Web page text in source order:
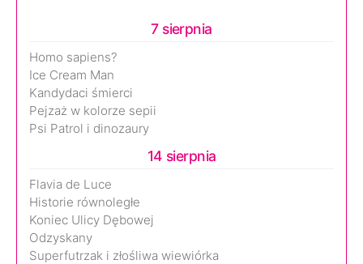
7 sierpnia
Homo sapiens?
Ice Cream Man
Kandydaci śmierci
Pejzaż w kolorze sepii
Psi Patrol i dinozaury
14 sierpnia
Flavia de Luce
Historie równoległe
Koniec Ulicy Dębowej
Odzyskany
Superfutrzak i złośliwa wiewiórka